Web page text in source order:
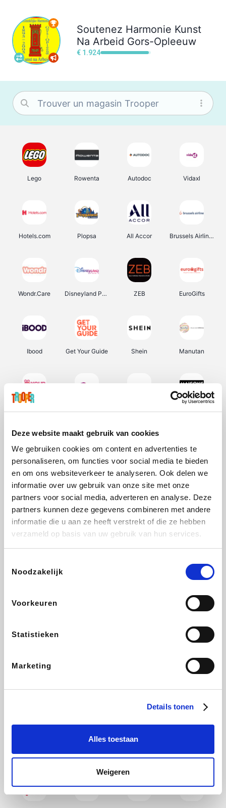
Deze website maakt gebruik van cookies
We gebruiken cookies om content en advertenties te
personaliseren, om functies voor social media te bieden
en om ons websiteverkeer te analyseren. Ook delen we
informatie over uw gebruik van onze site met onze
partners voor social media, adverteren en analyse. Deze
partners kunnen deze gegevens combineren met andere
informatie die u aan ze heeft verstrekt of die ze hebben
verzameld op basis van uw gebruik van hun services.
Noodzakelijk
Voorkeuren
Statistieken
Marketing
Details tonen
Alles toestaan
Weigeren
Soutenez Harmonie Kunst
Na Arbeid Gors-Opleeuw
€ 1.924
Lego Rowenta Autodoc Vidaxl
Hotels.com Plopsa All Accor Brussels Airlines
Wondr.Care Disneyland Paris ZEB EuroGifts
Ibood Get Your Guide Shein Manutan
Sarenza Interhome Schiesser Bolt Energie
DeubaXXL
Ekoi About You
My Jewellery Tennis Point Samsung Delonghi